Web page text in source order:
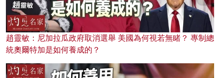
趙靈敏：尼加拉瓜政府取消選舉 美國為何視若無睹？ 專制總
統奧爾特加是如何養成的？